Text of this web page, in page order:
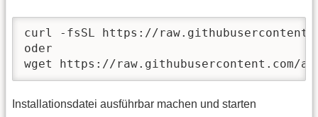
curl -fsSL https://
oder
wget https://raw.githubusercontent.com/
Installationsdatei ausführbar machen und starten